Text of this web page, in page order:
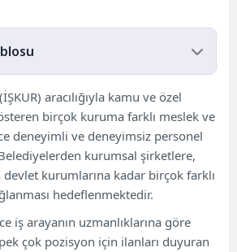
yurt kantini ilanları
İlanlarına Nasıl Başvurulur?
Koşulları Nelerdir?
istihdam edilecek pozisyonlar
aracılığıyla kamu ve özel
birçok kuruma farklı meslek ve
deneyimli ve deneyimsiz personel
kurumsal şirketlere,
kurumlarına kadar birçok farklı
hedeflenmektedir.
iş arayanın uzmanlıklarına göre
çok pozisyon için ilanları duyuran